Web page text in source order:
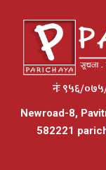
नंः ९५६/
Newroad-8,
582221